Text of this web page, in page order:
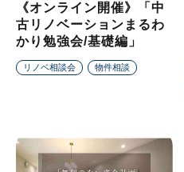
《オンライン開催》「中
古リノベーションまるわ
かり勉強会/基礎編」
リノベ相談会 物件相談